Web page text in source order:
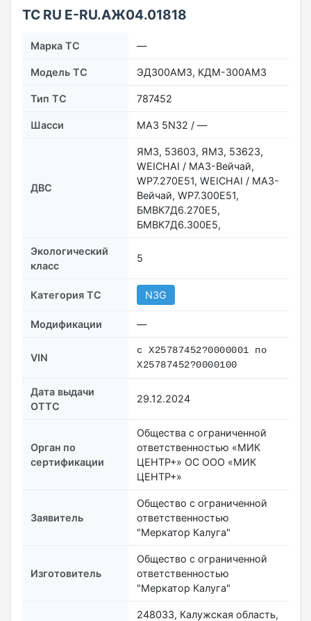
ТС RU Е-RU.АЖ04.01818
Марка ТС —
Модель ТС ЭД300АМ3, КДМ-300АМ3
Тип ТС 787452
Шасси МАЗ 5N32 / —
ДВС
ЯМЗ, 53603, ЯМЗ, 53623,
WEICHAI / MAЗ-Вейчай,
WP7.270E51, WEICHAI / МАЗ-
Вейчай, WP7.300E51,
БМВК7Д6.270Е5,
БМВК7Д6.300Е5,
Экологический
класс
5
Категория ТС N3G
Модификации —
VIN
с X25787452?0000001 по
X25787452?0000100
Дата выдачи
ОТТС
29.12.2024
Орган по
сертификации
Общества с ограниченной
ответственностью «МИК
ЦЕНТР+» ОС ООО «МИК
ЦЕНТР+»
Заявитель
Общество с ограниченной
ответственностью
"Меркатор Калуга"
Изготовитель
Общество с ограниченной
ответственностью
"Меркатор Калуга"
248033, Калужская область,